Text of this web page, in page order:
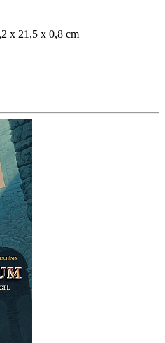
x 21,5 x 0,8 cm